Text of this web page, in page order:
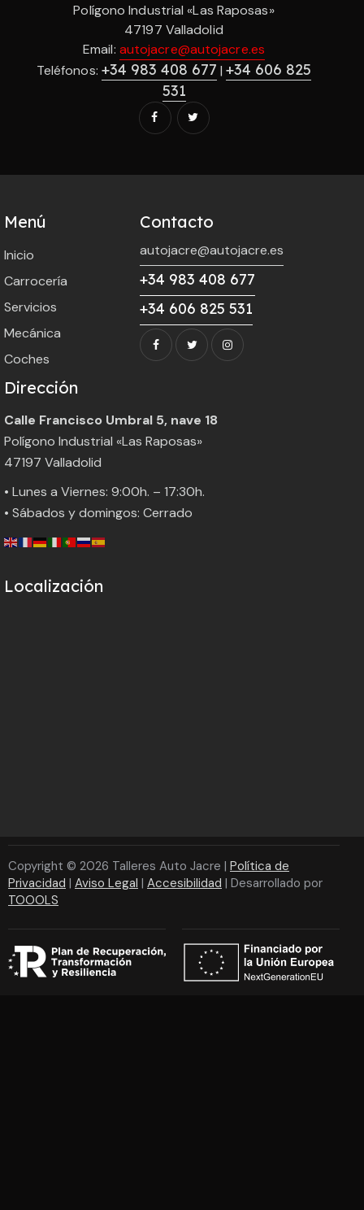
Polígono Industrial «Las Raposas»
47197 Valladolid
Email: autojacre@autojacre.es
Teléfonos: +34 983 408 677 |+34 606 825
531
Menú
Inicio
Carrocería
Servicios
Mecánica
Coches
Contacto
autojacre@autojacre.es
+34 983 408 677
+34 606 825 531
Dirección
Calle Francisco Umbral 5, nave 18
Polígono Industrial «Las Raposas»
47197 Valladolid
• Lunes a Viernes: 9:00h. – 17:30h.
• Sábados y domingos: Cerrado
Localización
Copyright © 2026 Talleres Auto Jacre | Política de
Privacidad | Aviso Legal | Accesibilidad | Desarrollado por
TOOOLS